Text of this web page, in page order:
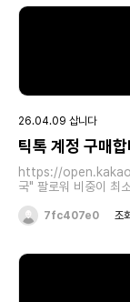
26.04.09 삽니다
틱톡 계정 구매
https://
국" 팔로워 비중이 최
7fc407e0 조